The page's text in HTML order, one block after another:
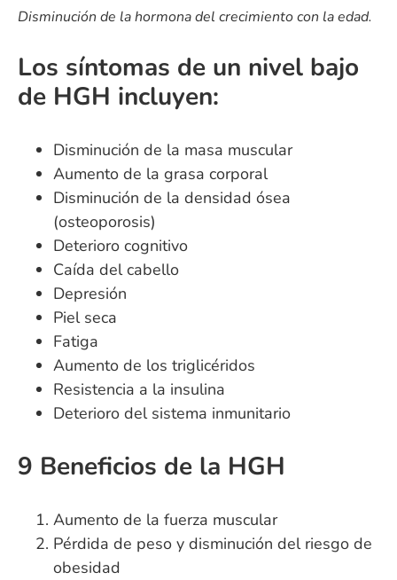
Disminución de la hormona del crecimiento con la edad.
Los síntomas de un nivel bajo
de HGH incluyen:
Disminución de la masa muscular
Aumento de la grasa corporal
Disminución de la densidad ósea
(osteoporosis)
Deterioro cognitivo
Caída del cabello
Depresión
Piel seca
Fatiga
Aumento de los triglicéridos
Resistencia a la insulina
Deterioro del sistema inmunitario
9 Beneficios de la HGH
Aumento de la fuerza muscular
Pérdida de peso y disminución del riesgo de
obesidad